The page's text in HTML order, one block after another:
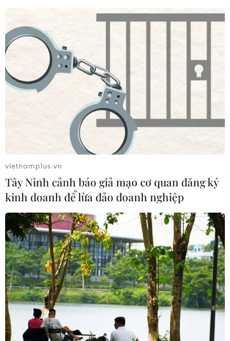
TIN CÙNG CHUYÊN MỤC
Đà Nẵng: Tìm thấy 3 bộ hài cốt liệt sỹ
từ nguồn tin của người dân
07/08/2026 10:42
vietnamplus.vn
Tây Ninh cảnh báo giả mạo cơ quan đăng ký
kinh doanh để lừa đảo doanh nghiệp